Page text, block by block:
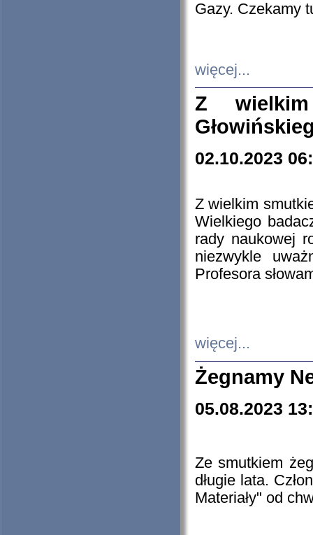
Gazy. Czekamy
więcej...
Z
02.10.2023
Z wielkim
Wielkiego
rady naukowej
niezwykle
Profesora
więcej...
Żegnamy
05.08.2023
Ze smutkiem
długie lata.
Materiały" od